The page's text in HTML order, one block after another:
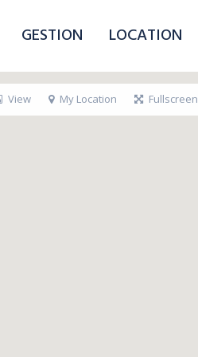
GESTION LOCATION
View My Location Fullscreen